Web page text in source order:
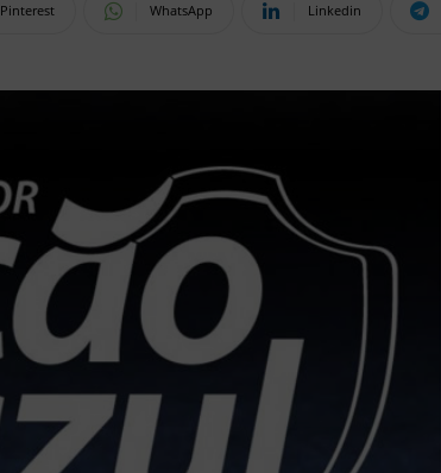
Pinterest WhatsApp Linkedin